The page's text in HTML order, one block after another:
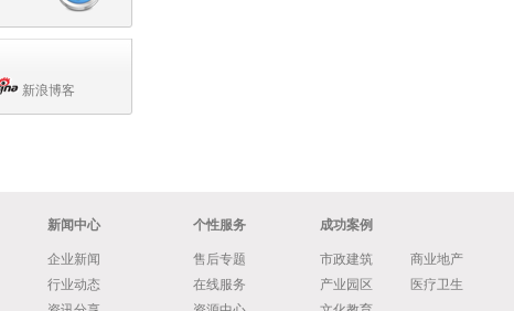
新浪博客
新闻中心
企业新闻
行业动态
个性服务
售后专题
在线服务
成功案例
市政建筑
产业园区
商业地产
医疗卫生